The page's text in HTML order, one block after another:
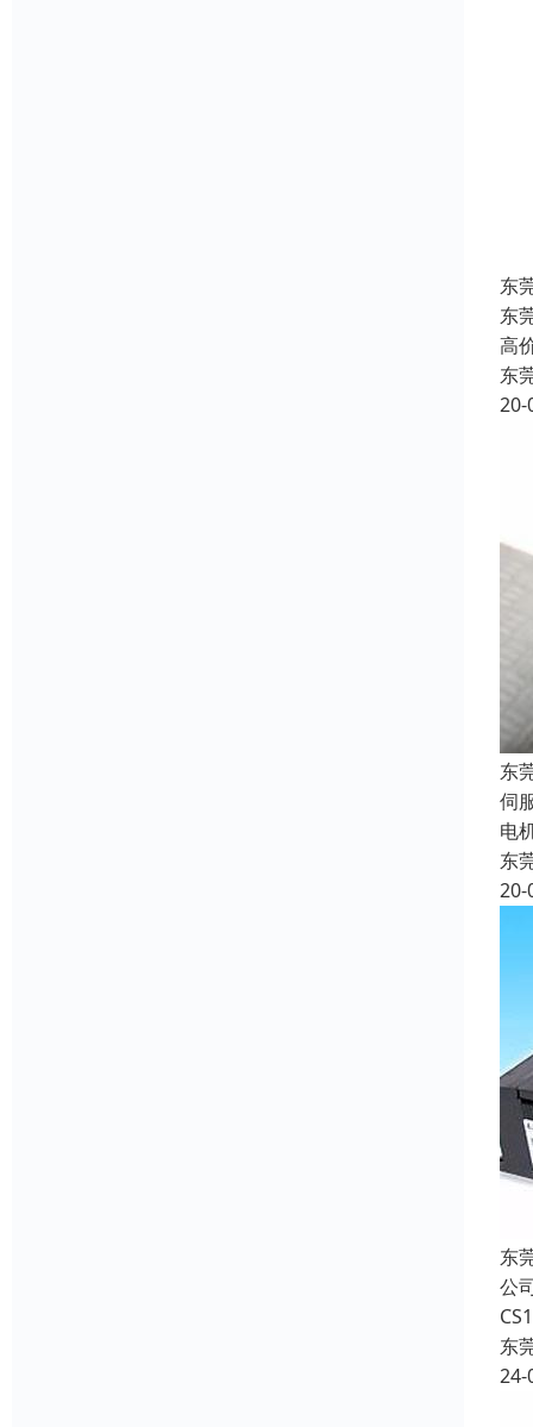
东
东
高
东
20-
东
伺
电
东
20-
东
公
东
24-